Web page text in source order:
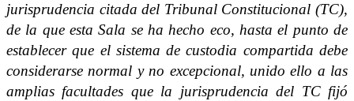
jurisprudencia citada del Tribunal Constitucional (TC),
de la que esta Sala se ha hecho eco, hasta el punto de
establecer que el sistema de custodia compartida debe
considerarse normal y no excepcional, unido ello a las
amplias facultades que la jurisprudencia del TC fijó